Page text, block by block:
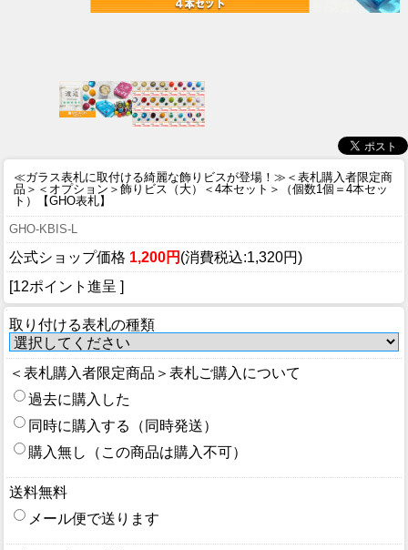
≪ガラス表札に取付ける綺麗な飾りビスが登場！≫ ＜表札購入者限定商
品＞＜オプション＞飾りビス（大）＜4本セット＞（個数1個＝4本セッ
ト）【GHO表札】
GHO-KBIS-L
公式ショップ価格 1,200円 (消費税込:1,320円)
[12ポイント進呈 ]
取り付ける表札の種類
＜表札購入者限定商品＞表札ご購入について
過去に購入した
同時に購入する（同時発送）
購入無し（この商品は購入不可）
送料無料
メール便で送ります